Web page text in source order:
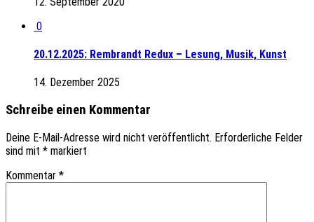
0
20.12.2025: Rembrandt Redux – Lesung, Musik, Kunst
14. Dezember 2025
Schreibe einen Kommentar
Deine E-Mail-Adresse wird nicht veröffentlicht. Erforderliche Felder
sind mit * markiert
Kommentar *